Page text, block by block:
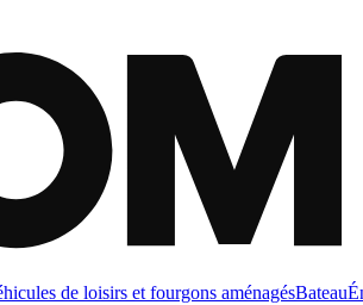
de loisirs et fourgons aménagésBateau